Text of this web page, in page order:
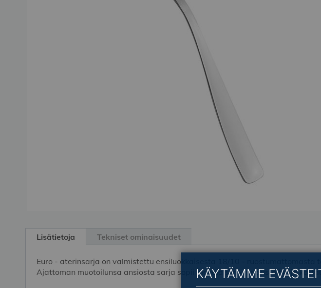
to
Lisätietoja
Euro - aterinsarja on valmistettu ensiluokkaisesta 18/10 -
Ajattoman muotoilunsa ansiosta sarja sopii monelaisiin ympäristöihin ja
Tekniset ominaisuudet
KÄYTÄMME